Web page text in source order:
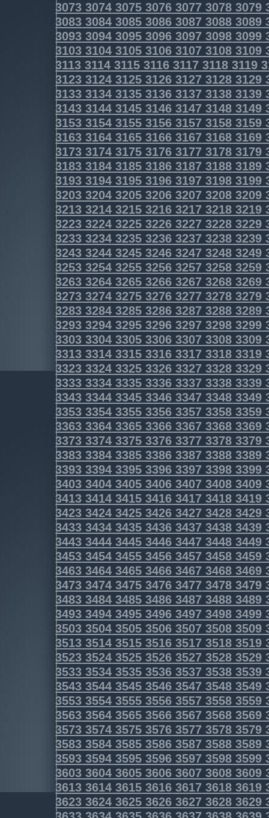
3073 3074 3075 3076 3077 3078 3079
3083 3084 3085 3086 3087 3088 3089
3093 3094 3095 3096 3097 3098 3099
3103 3104 3105 3106 3107 3108 3109
3113 3114 3115 3116 3117 3118 3119
3123 3124 3125 3126 3127 3128 3129
3133 3134 3135 3136 3137 3138 3139
3143 3144 3145 3146 3147 3148 3149
3153 3154 3155 3156 3157 3158 3159
3163 3164 3165 3166 3167 3168 3169
3173 3174 3175 3176 3177 3178 3179
3183 3184 3185 3186 3187 3188 3189
3193 3194 3195 3196 3197 3198 3199
3203 3204 3205 3206 3207 3208 3209
3213 3214 3215 3216 3217 3218 3219
3223 3224 3225 3226 3227 3228 3229
3233 3234 3235 3236 3237 3238 3239
3243 3244 3245 3246 3247 3248 3249
3253 3254 3255 3256 3257 3258 3259
3263 3264 3265 3266 3267 3268 3269
3273 3274 3275 3276 3277 3278 3279
3283 3284 3285 3286 3287 3288 3289
3293 3294 3295 3296 3297 3298 3299
3303 3304 3305 3306 3307 3308 3309
3313 3314 3315 3316 3317 3318 3319
3323 3324 3325 3326 3327 3328 3329
3333 3334 3335 3336 3337 3338 3339
3343 3344 3345 3346 3347 3348 3349
3353 3354 3355 3356 3357 3358 3359
3363 3364 3365 3366 3367 3368 3369
3373 3374 3375 3376 3377 3378 3379
3383 3384 3385 3386 3387 3388 3389
3393 3394 3395 3396 3397 3398 3399
3403 3404 3405 3406 3407 3408 3409
3413 3414 3415 3416 3417 3418 3419
3423 3424 3425 3426 3427 3428 3429
3433 3434 3435 3436 3437 3438 3439
3443 3444 3445 3446 3447 3448 3449
3453 3454 3455 3456 3457 3458 3459
3463 3464 3465 3466 3467 3468 3469
3473 3474 3475 3476 3477 3478 3479
3483 3484 3485 3486 3487 3488 3489
3493 3494 3495 3496 3497 3498 3499
3503 3504 3505 3506 3507 3508 3509
3513 3514 3515 3516 3517 3518 3519
3523 3524 3525 3526 3527 3528 3529
3533 3534 3535 3536 3537 3538 3539
3543 3544 3545 3546 3547 3548 3549
3553 3554 3555 3556 3557 3558 3559
3563 3564 3565 3566 3567 3568 3569
3573 3574 3575 3576 3577 3578 3579
3583 3584 3585 3586 3587 3588 3589
3593 3594 3595 3596 3597 3598 3599
3603 3604 3605 3606 3607 3608 3609
3613 3614 3615 3616 3617 3618 3619
3623 3624 3625 3626 3627 3628 3629